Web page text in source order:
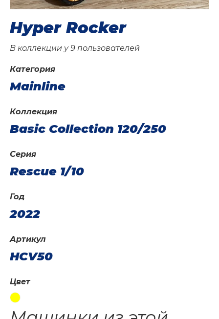
Hyper Rocker
В коллекции у 9 пользователей
Категория
Mainline
Год
2022
Коллекция
Basic Collection 120/250
Артикул
HCV50
Серия
Rescue 1/10
Цвет